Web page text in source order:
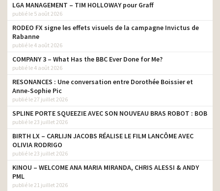
LGA MANAGEMENT – TIM HOLLOWAY pour Graff
publié le 5 août 2026
RODEO FX signe les effets visuels de la campagne Invictus de
Rabanne
publié le 4 août 2026
COMPANY 3 – What Has the BBC Ever Done for Me?
publié le 4 août 2026
RESONANCES : Une conversation entre Dorothée Boissier et
Anne-Sophie Pic
publié le 27 juillet 2026
SPLINE PORTE SQUEEZIE AVEC SON NOUVEAU BRAS ROBOT : BOB
publié le 23 juillet 2026
BIRTH LX – CARLIJN JACOBS RÉALISE LE FILM LANCÔME AVEC
OLIVIA RODRIGO
publié le 23 juillet 2026
KINOU – WELCOME ANA MARIA MIRANDA, CHRIS ALESSI & ANDY
PML
publié le 21 juillet 2026